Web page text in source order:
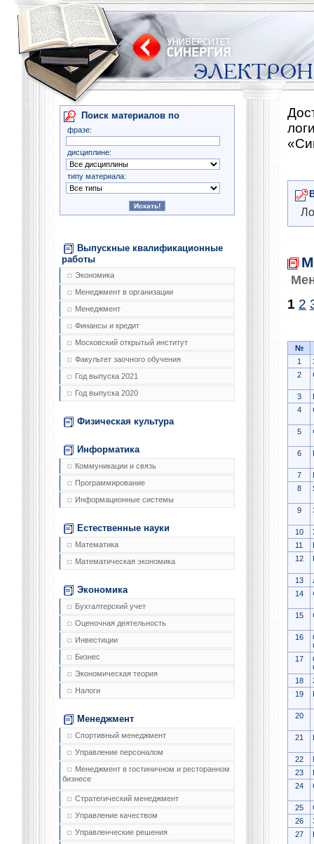
Поиск материалов по
фразе:
дисциплине:
типу материала:
Выпускные квалификационные
работы
Экономика
Менеджмент в организации
Менеджмент
Финансы и кредит
Московский открытый институт
Факультет заочного обучения
Год выпуска 2021
Год выпуска 2020
Физическая культура
Информатика
Коммуникации и связь
Программирование
Информационные системы
Естественные науки
Математика
Математическая экономика
Экономика
Бухгалтерский учет
Оценочная деятельность
Инвестиции
Бизнес
Экономическая теория
Налоги
Менеджмент
Спортивный менеджмент
Управление персоналом
Менеджмент в гостиничном и ресторанном
бизнесе
Стратегический менеджмент
Управление качеством
Управленческие решения
1 2
№
1
2
3
4
5
6
7
8
9
10
11
12
13
14
15
16
17
18
19
20
21
22
23
24
25
26
27